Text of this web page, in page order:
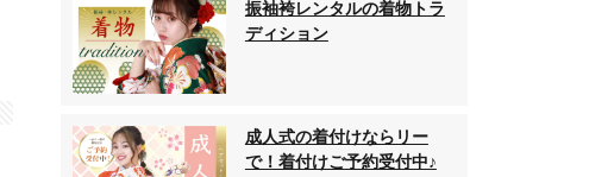
振袖袴レンタルの着物トラ
ディション
成人式の着付けならリー
で！着付けご予約受付中♪